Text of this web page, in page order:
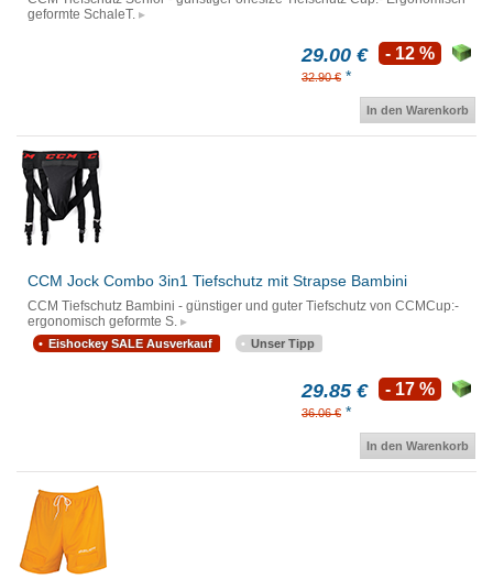
geformte SchaleT.
29.00 €
32.90 € *
- 12 %
In den Warenkorb
CCM Jock Combo 3in1 Tiefschutz mit Strapse Bambini
CCM Tiefschutz Bambini - günstiger und guter Tiefschutz von CCMCup:-
ergonomisch geformte S.
Eishockey SALE Ausverkauf Unser Tipp
29.85 €
36.06 € *
- 17 %
In den Warenkorb